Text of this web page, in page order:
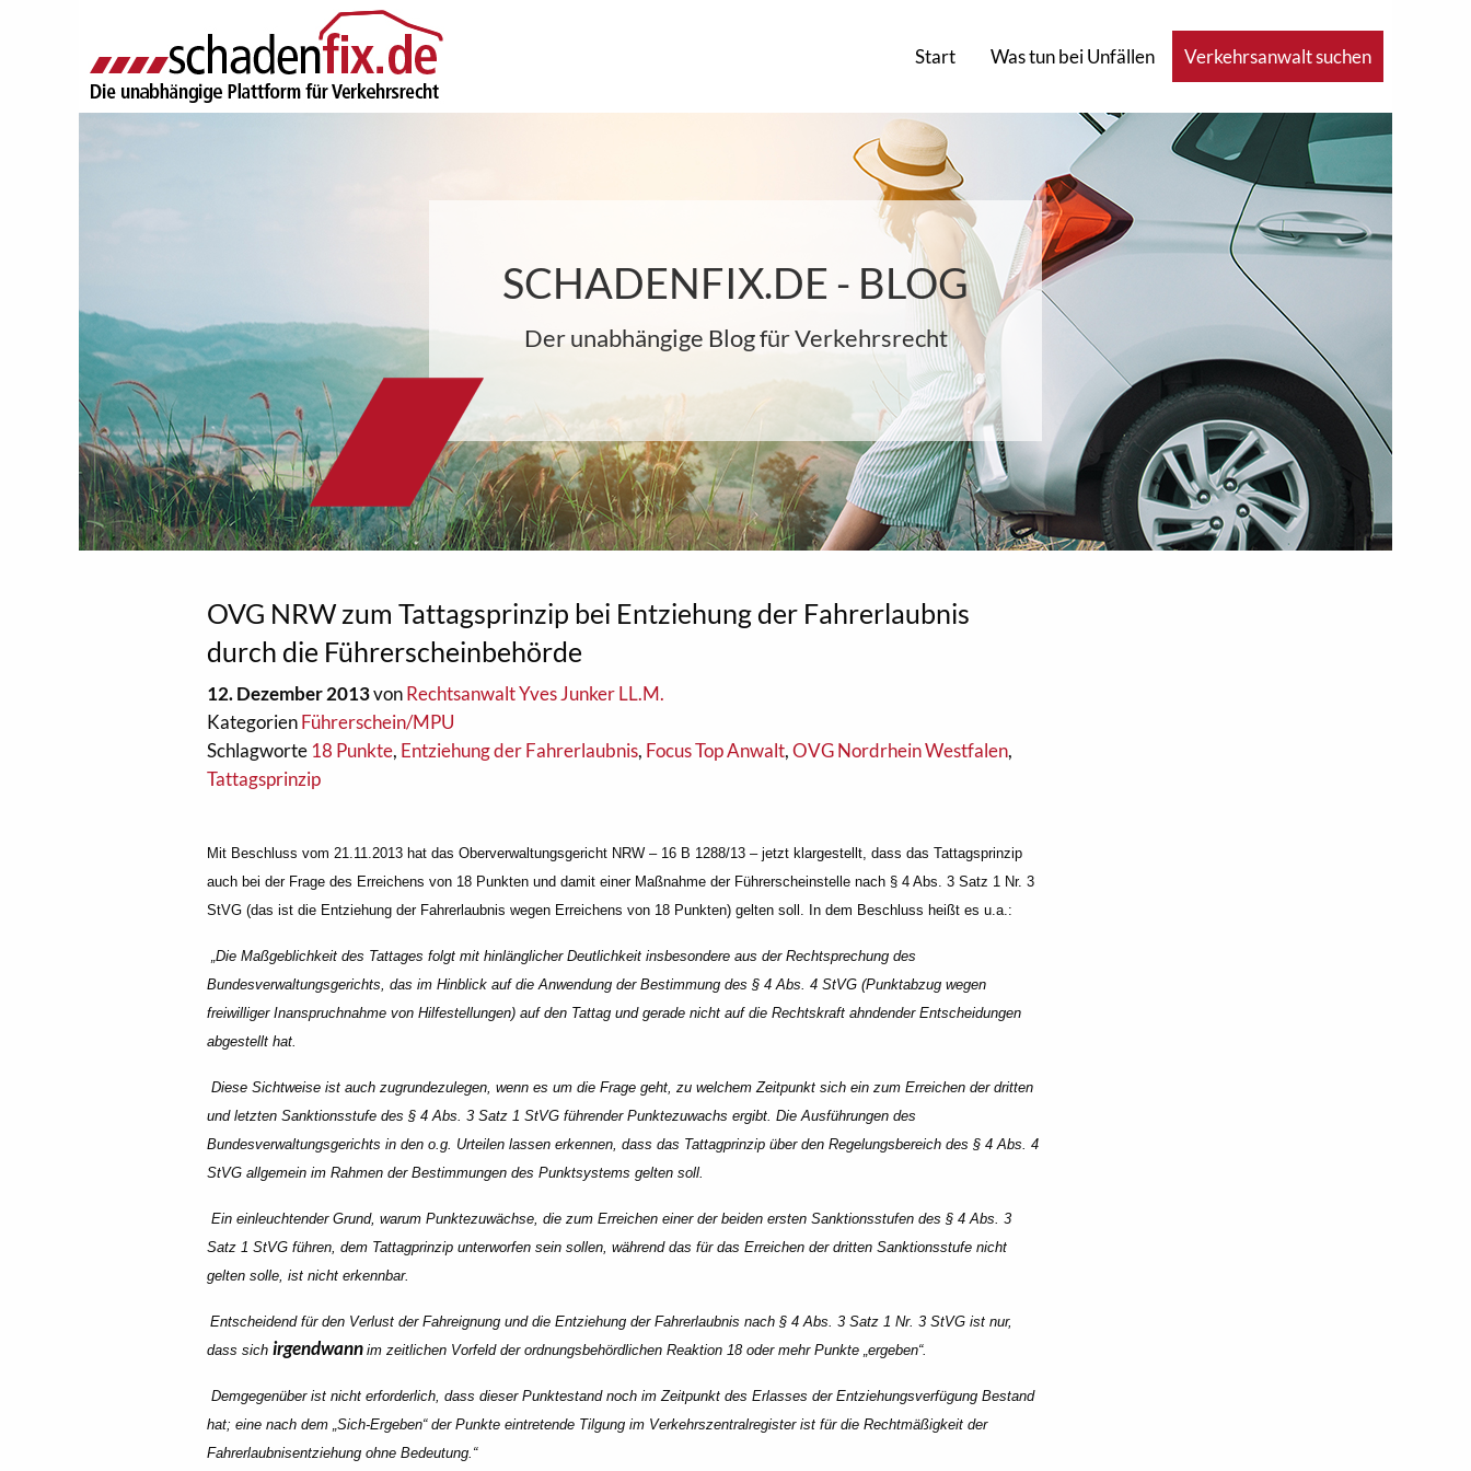
Start Was tun bei Unfällen Verkehrsanwalt suchen
SCHADENFIX.DE - BLOG
Der unabhängige Blog für Verkehrsrecht
OVG NRW zum Tattagsprinzip bei Entziehung der Fahrerlaubnis
durch die Führerscheinbehörde
12. Dezember 2013vonRechtsanwalt Yves Junker LL.M.
KategorienFührerschein/MPU
Schlagworte 18 Punkte, Entziehung der Fahrerlaubnis, Focus Top Anwalt,OVG Nordrhein Westfalen,
Tattagsprinzip
Mit Beschluss vom 21.11.2013 hat das Oberverwaltungsgericht NRW – 16 B 1288/13 – jetzt klargestellt, dass das Tattagsprinzip
auch bei der Frage des Erreichens von 18 Punkten und damit einer Maßnahme der Führerscheinstelle nach § 4 Abs. 3 Satz 1 Nr. 3
StVG (das ist die Entziehung der Fahrerlaubnis wegen Erreichens von 18 Punkten) gelten soll. In dem Beschluss heißt es u.a.:
„Die Maßgeblichkeit des Tattages folgt mit hinlänglicher Deutlichkeit insbesondere aus der Rechtsprechung des
Bundesverwaltungsgerichts, das im Hinblick auf die Anwendung der Bestimmung des § 4 Abs. 4 StVG (Punktabzug wegen
freiwilliger Inanspruchnahme von Hilfestellungen) auf den Tattag und gerade nicht auf die Rechtskraft ahndender Entscheidungen
abgestellt hat.
Diese Sichtweise ist auch zugrundezulegen, wenn es um die Frage geht, zu welchem Zeitpunkt sich ein zum Erreichen der dritten
und letzten Sanktionsstufe des § 4 Abs. 3 Satz 1 StVG führender Punktezuwachs ergibt. Die Ausführungen des
Bundesverwaltungsgerichts in den o.g. Urteilen lassen erkennen, dass das Tattagprinzip über den Regelungsbereich des § 4 Abs. 4
StVG allgemein im Rahmen der Bestimmungen des Punktsystems gelten soll.
Ein einleuchtender Grund, warum Punktezuwächse, die zum Erreichen einer der beiden ersten Sanktionsstufen des § 4 Abs. 3
Satz 1 StVG führen, dem Tattagprinzip unterworfen sein sollen, während das für das Erreichen der dritten Sanktionsstufe nicht
gelten solle, ist nicht erkennbar.
Entscheidend für den Verlust der Fahreignung und die Entziehung der Fahrerlaubnis nach § 4 Abs. 3 Satz 1 Nr. 3 StVG ist nur,
dass sichirgendwannim zeitlichen Vorfeld der ordnungsbehördlichen Reaktion 18 oder mehr Punkte „ergeben“.
Demgegenüber ist nicht erforderlich, dass dieser Punktestand noch im Zeitpunkt des Erlasses der Entziehungsverfügung Bestand
hat; eine nach dem „Sich‑Ergeben“ der Punkte eintretende Tilgung im Verkehrszentralregister ist für die Rechtmäßigkeit der
Fahrerlaubnisentziehung ohne Bedeutung.“